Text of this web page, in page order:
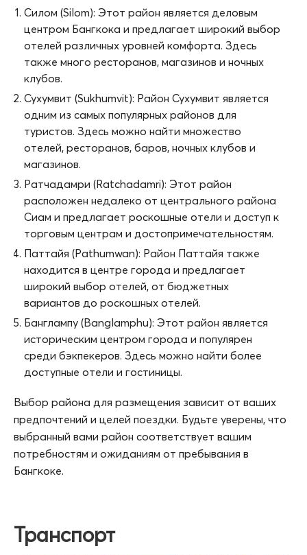
Силом (Silom): Этот район является деловым
центром Бангкока и предлагает широкий выбор
отелей различных уровней комфорта. Здесь
также много ресторанов, магазинов и ночных
клубов.
Сухумвит (Sukhumvit): Район Сухумвит является
одним из самых популярных районов для
туристов. Здесь можно найти множество
отелей, ресторанов, баров, ночных клубов и
магазинов.
Ратчадамри (Ratchadamri): Этот район
расположен недалеко от центрального района
Сиам и предлагает роскошные отели и доступ к
торговым центрам и достопримечательностям.
Паттайя (Pathumwan): Район Паттайя также
находится в центре города и предлагает
широкий выбор отелей, от бюджетных
вариантов до роскошных отелей.
Банглампу (Banglamphu): Этот район является
историческим центром города и популярен
среди бэкпекеров. Здесь можно найти более
доступные отели и гостиницы.
Выбор района для размещения зависит от ваших
предпочтений и целей поездки. Будьте уверены, что
выбранный вами район соответствует вашим
потребностям и ожиданиям от пребывания в
Бангкоке.
Транспорт